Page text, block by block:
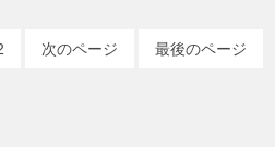
次のページ 最後のページ